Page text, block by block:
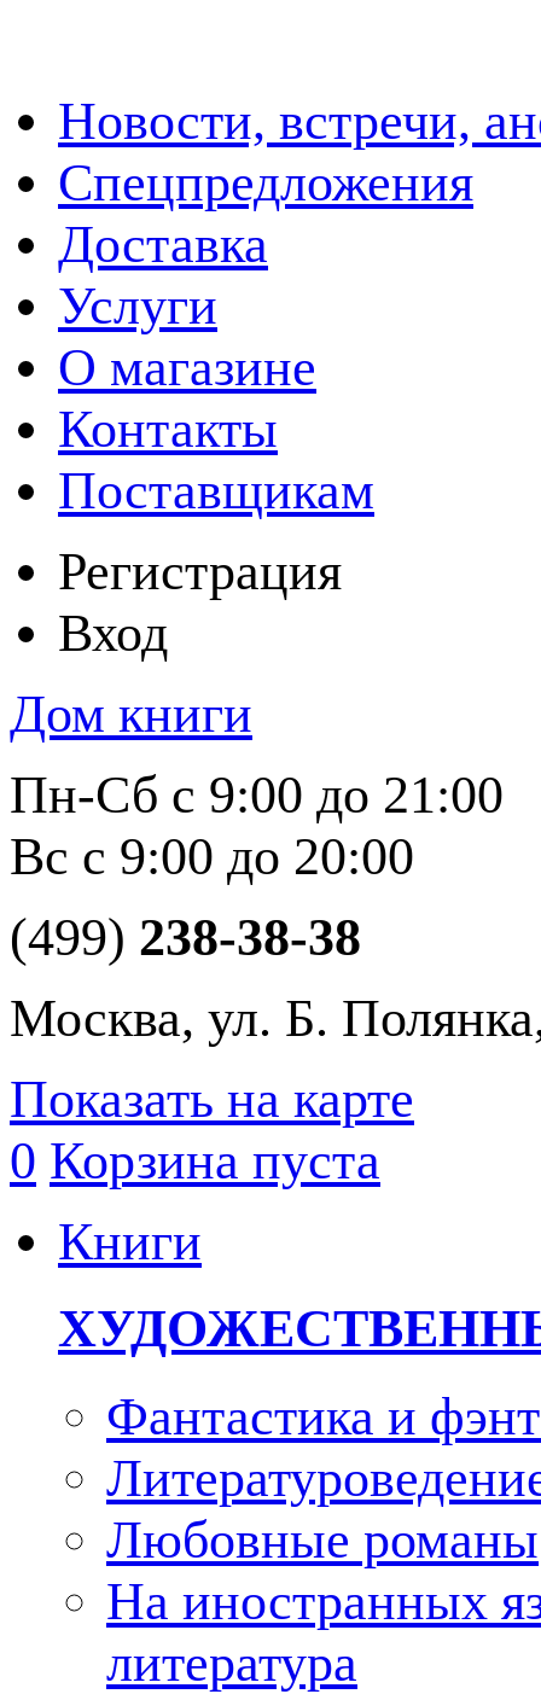
Новости, встречи,
Спецпредложения
Доставка
Услуги
О магазине
Контакты
Поставщикам
Регистрация
Вход
Дом книги
Пн-Сб с 9:00 до 21:00
Вс с 9:00 до 20:00
(499) 238-38-38
Москва, ул. Б.
Показать на карте
0 Корзина пуста
Книги
Фантастика и
Любовные романы
На иностранных
литература